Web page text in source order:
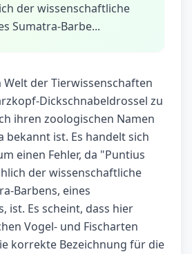
der wissenschaftliche
Sumatra-Barbe...
der Tierwissenschaften
Dickschnabeldrossel zu
ihren zoologischen Namen
bekannt ist. Es handelt sich
einen Fehler, da "Puntius
der wissenschaftliche
Barbens, eines
ist. Es scheint, dass hier
Vogel- und Fischarten
korrekte Bezeichnung für die